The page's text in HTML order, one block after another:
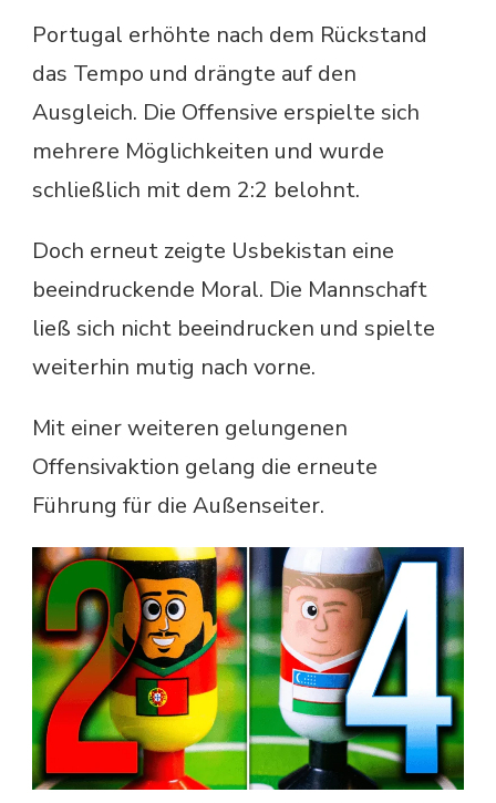
Portugal erhöhte nach dem Rückstand
das Tempo und drängte auf den
Ausgleich. Die Offensive erspielte sich
mehrere Möglichkeiten und wurde
schließlich mit dem 2:2 belohnt.
Doch erneut zeigte Usbekistan eine
beeindruckende Moral. Die Mannschaft
ließ sich nicht beeindrucken und spielte
weiterhin mutig nach vorne.
Mit einer weiteren gelungenen
Offensivaktion gelang die erneute
Führung für die Außenseiter.